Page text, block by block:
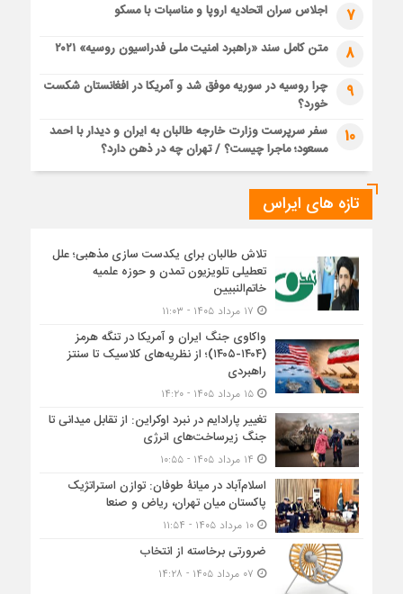
7 اجلاس سران اتحادیه اروپا و مناسبات با مسکو
8 متن کامل سند «راهبرد امنیت ملی فدراسیون روسیه» ۲۰۲۱
9
چرا روسیه در سوریه موفق شد و آمریکا در افغانستان شکست
خورد؟
10
سفر سرپرست وزارت خارجه طالبان به ایران و دیدار با احمد
مسعود؛ ماجرا چیست؟ / تهران چه در ذهن دارد؟
تازه های ایراس
تلاش طالبان برای یکدست سازی مذهبی؛ علل
تعطیلی تلویزیون تمدن و حوزه علمیه
خاتم‌النبیین
واکاوی جنگ ایران و آمریکا در تنگه هرمز
(۱۴۰۴-۱۴۰۵)؛ از نظریه‌های کلاسیک تا سنتز
راهبردی
۱۵ مرداد ۱۴۰۵ - ۱۴:۲۰
تغییر پارادایم در نبرد اوکراین: از تقابل میدانی تا
جنگ زیرساخت‌های انرژی
اسلام‌آباد در میانۀ طوفان: توازن استراتژیک
پاکستان میان تهران، ریاض و صنعا
۱۰ مرداد ۱۴۰۵ - ۱۱:۵۴
ضرورتی برخاسته از انتخاب